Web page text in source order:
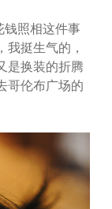
照相这件事
挺生气的，
是换装的折腾
哥伦布广场的